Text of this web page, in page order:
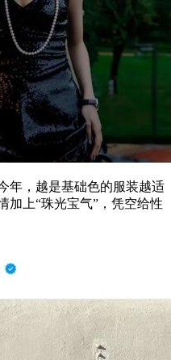
，越是基础色的服装越适
加上“珠光宝气”，凭空给性